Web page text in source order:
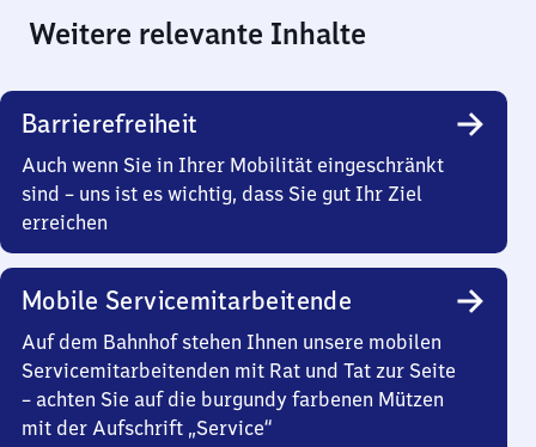
Weitere relevante Inhalte
Barrierefreiheit
Auch wenn Sie in Ihrer Mobilität eingeschränkt
sind – uns ist es wichtig, dass Sie gut Ihr Ziel
erreichen
Mobile Servicemitarbeitende
Auf dem Bahnhof stehen Ihnen unsere mobilen
Servicemitarbeitenden mit Rat und Tat zur Seite
– achten Sie auf die burgundy farbenen Mützen
mit der Aufschrift „Service“